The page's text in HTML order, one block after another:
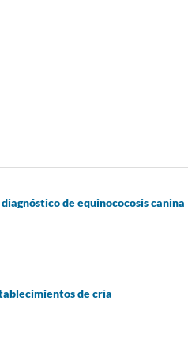
de equinococosis canina
de cría